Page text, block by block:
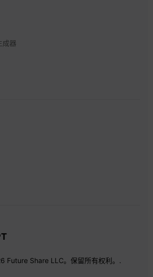
成器
Future Share LLC。保留所有权利。.